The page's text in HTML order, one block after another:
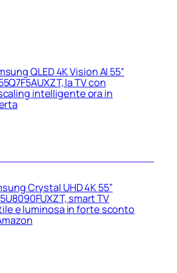
QLED 4K Vision AI 55”
la TV con
intelligente ora in
Crystal UHD 4K 55”
smart TV
e luminosa in forte sconto